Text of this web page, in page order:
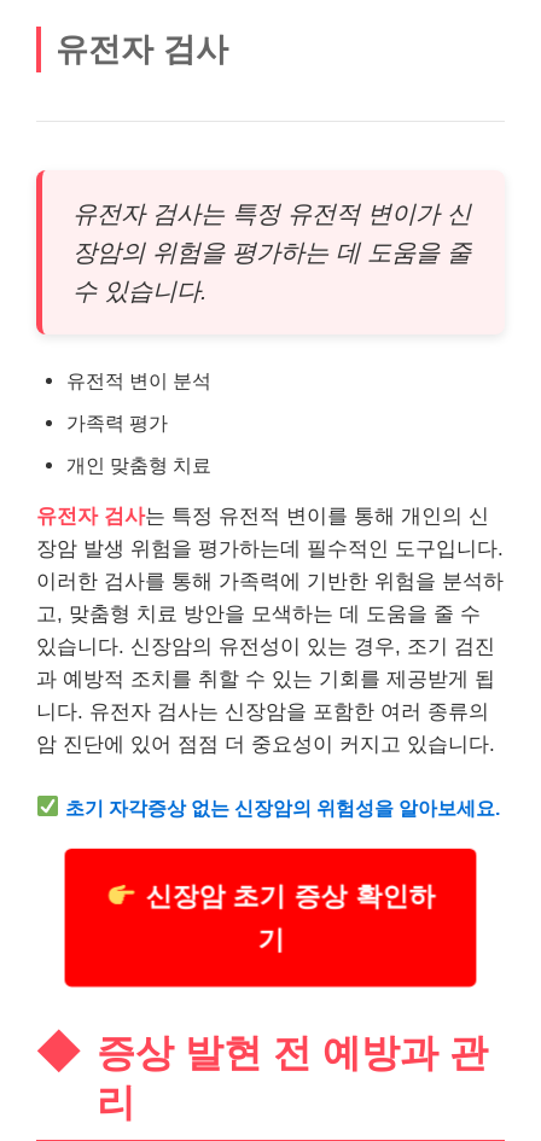
유전자 검사
유전자 검사는 특정 유전적 변이가 신
장암의 위험을 평가하는 데 도움을 줄
수 있습니다.
유전적 변이 분석
가족력 평가
개인 맞춤형 치료
유전자 검사는 특정 유전적 변이를 통해 개인의 신
장암 발생 위험을 평가하는데 필수적인 도구입니다.
이러한 검사를 통해 가족력에 기반한 위험을 분석하
고, 맞춤형 치료 방안을 모색하는 데 도움을 줄 수
있습니다. 신장암의 유전성이 있는 경우, 조기 검진
과 예방적 조치를 취할 수 있는 기회를 제공받게 됩
니다. 유전자 검사는 신장암을 포함한 여러 종류의
암 진단에 있어 점점 더 중요성이 커지고 있습니다.
초기 자각증상 없는 신장암의 위험성을 알아보세요.
신장암 초기 증상 확인하
기
증상 발현 전 예방과 관
리